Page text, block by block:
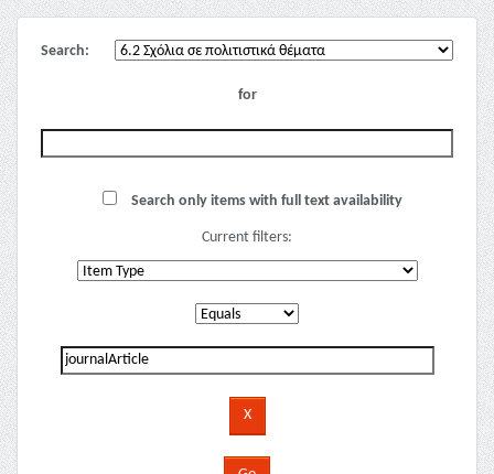
Search:
for
Search only items with full text availability
Current filters: